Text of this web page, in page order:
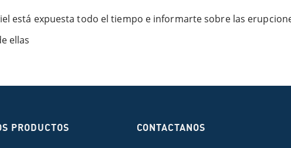
está expuesta todo el tiempo e informarte sobre las
ellas
PRODUCTOS CONTACTANOS